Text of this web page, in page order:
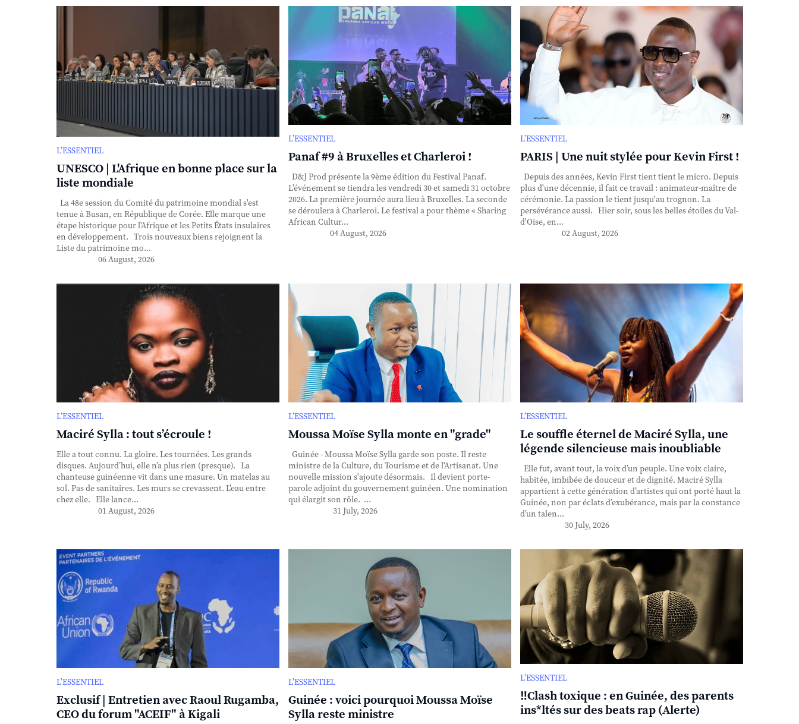
L’ESSENTIEL
UNESCO | L'Afrique en bonne place sur la
liste mondiale
La 48e session du Comité du patrimoine mondial s'est
tenue à Busan, en République de Corée. Elle marque une
étape historique pour l'Afrique et les Petits États insulaires
en développement. Trois nouveaux biens rejoignent la
Liste du patrimoine mo...
06 August, 2026
L’ESSENTIEL
Panaf #9 à Bruxelles et Charleroi !
D&J Prod présente la 9ème édition du Festival Panaf.
L’événement se tiendra les vendredi 30 et samedi 31 octobre
2026. La première journée aura lieu à Bruxelles. La seconde
se déroulera à Charleroi. Le festival a pour thème « Sharing
African Cultur...
04 August, 2026
L’ESSENTIEL
PARIS | Une nuit stylée pour Kevin First !
Depuis des années, Kevin First tient tient le micro. Depuis
plus d'une décennie, il fait ce travail : animateur-maître de
cérémonie. La passion le tient jusqu'au trognon. La
persévérance aussi. Hier soir, sous les belles étoiles du Val-
d'Oise, en...
02 August, 2026
L’ESSENTIEL
Maciré Sylla : tout s’écroule !
Elle a tout connu. La gloire. Les tournées. Les grands
disques. Aujourd’hui, elle n’a plus rien (presque). La
chanteuse guinéenne vit dans une masure. Un matelas au
sol. Pas de sanitaires. Les murs se crevassent. L'eau entre
chez elle. Elle lance...
01 August, 2026
L’ESSENTIEL
Moussa Moïse Sylla monte en "grade"
Guinée - Moussa Moïse Sylla garde son poste. Il reste
ministre de la Culture, du Tourisme et de l'Artisanat. Une
nouvelle mission s'ajoute désormais. Il devient porte-
parole adjoint du gouvernement guinéen. Une nomination
qui élargit son rôle. ...
31 July, 2026
L’ESSENTIEL
Le souffle éternel de Maciré Sylla, une
légende silencieuse mais inoubliable
Elle fut, avant tout, la voix d’un peuple. Une voix claire,
habitée, imbibée de douceur et de dignité. Maciré Sylla
appartient à cette génération d’artistes qui ont porté haut la
Guinée, non par éclats d’exubérance, mais par la constance
d’un talen...
30 July, 2026
L’ESSENTIEL
Exclusif | Entretien avec Raoul Rugamba,
CEO du forum "ACEIF" à Kigali
L’ESSENTIEL
Guinée : voici pourquoi Moussa Moïse
Sylla reste ministre
L’ESSENTIEL
‼️Clash toxique : en Guinée, des parents
ins*ltés sur des beats rap (Alerte)